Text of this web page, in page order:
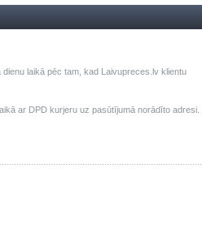
laikā pēc tam, kad Laivupreces.lv klientu
ar DPD kurjeru uz pasūtījumā norādīto adresi.